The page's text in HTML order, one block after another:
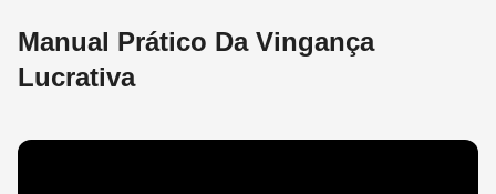
Manual Prático Da Vingança
Lucrativa